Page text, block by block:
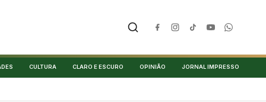
CULTURA CLARO E ESCURO OPINIÃO JORNAL IMPRESSO